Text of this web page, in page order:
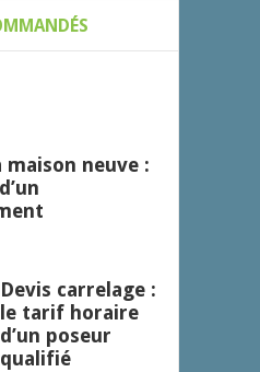
neuve :
Devis carrelage :
le tarif horaire
d’un poseur
qualifié